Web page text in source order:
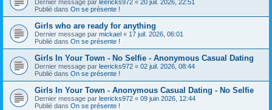
Dernier message par leericks972 « 20 juil. 2026, 22:51
Publié dans On se présente !
Girls who are ready for anything
Dernier message par mickael « 17 juil. 2026, 06:01
Publié dans On se présente !
Girls In Your Town - No Selfie - Anonymous Casual Dating
Dernier message par leericks972 « 02 juil. 2026, 08:44
Publié dans On se présente !
Girls In Your Town - Anonymous Casual Dating - No Selfie
Dernier message par leericks972 « 09 juin 2026, 12:44
Publié dans On se présente !